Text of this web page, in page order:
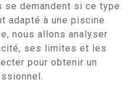
se demandent si ce type
adapté à une piscine
nous allons analyser
ses limites et les
pour obtenir un